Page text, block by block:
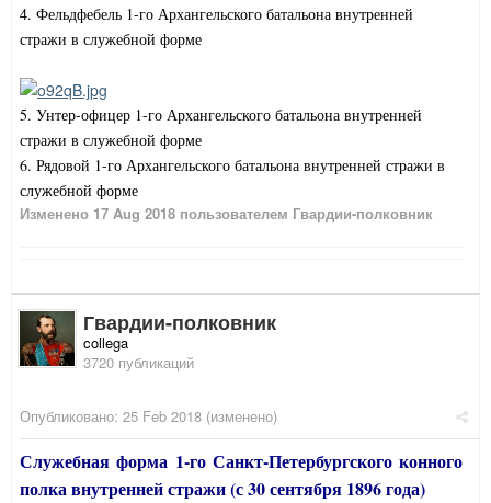
4. Фельдфебель 1-го Архангельского батальона внутренней
стражи в служебной форме
5. Унтер-офицер 1-го Архангельского батальона внутренней
стражи в служебной форме
6. Рядовой 1-го Архангельского батальона внутренней стражи в
служебной форме
Изменено 17 Aug 2018 пользователем Гвардии-полковник
Гвардии-полковник
collega
3720 публикаций
Опубликовано: 25 Feb 2018 (изменено)
Служебная форма 1-го Санкт-Петербургского конного
полка внутренней стражи (с 30 сентября 1896 года)